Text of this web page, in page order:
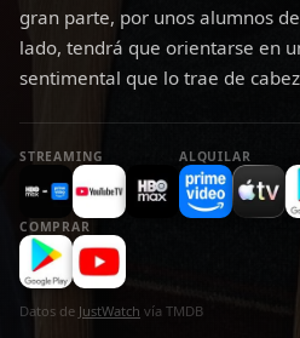
gran parte, por unos alumnos
lado, tendrá que orientarse en
sentimental que lo trae de
STREAMING ALQUILAR
COMPRAR
Datos de JustWatch vía TMDB